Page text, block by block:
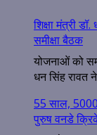
शिक्षा मंत्री
समीक्षा बैठक
योजनाओं को
धन सिंह रावत
55 साल,
पुरुष वनडे